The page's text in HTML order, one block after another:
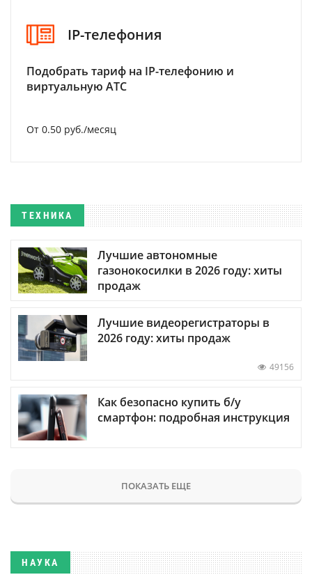
IP-телефония
Подобрать тариф на IP-телефонию и
виртуальную АТС
От 0.50 руб./месяц
ТЕХНИКА
Лучшие автономные
газонокосилки в 2026 году: хиты
продаж
Лучшие видеорегистраторы в
2026 году: хиты продаж
49156
Как безопасно купить б/у
смартфон: подробная инструкция
ПОКАЗАТЬ ЕЩЕ
НАУКА